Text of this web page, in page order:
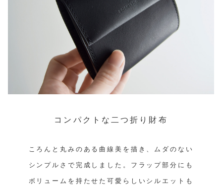
コンパクトな二つ折り財布
ころんと丸みのある曲線美を描き、ムダのない
シンプルさで完成しました。フラップ部分にも
ボリュームを持たせた可愛らしいシルエットも